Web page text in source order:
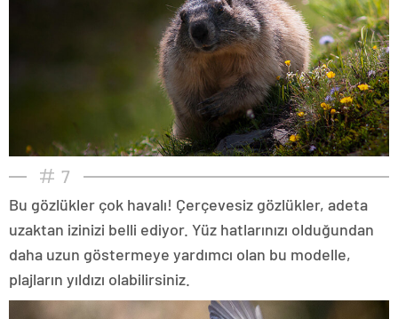
7
Bu gözlükler çok havalı! Çerçevesiz gözlükler, adeta
uzaktan izinizi belli ediyor. Yüz hatlarınızı olduğundan
daha uzun göstermeye yardımcı olan bu modelle,
plajların yıldızı olabilirsiniz.